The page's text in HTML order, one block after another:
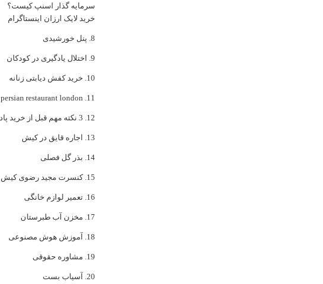
سرمایه گذار اسنپ کیست؟
خرید لایک ارزان اینستاگرام
پنل خورشیدی
اختلال یادگیری در کودکان
خرید کفش دیابتی زنانه
persian restaurant london
3 نکته مهم قبل از خرید پاد سیستم
اجاره قایق در کیش
بذر گل فصلی
کنسرت مجید رضوی کیش 22 آبان 1404
تعمیر لوازم خانگی
مخزن آب طبرستان
آموزش هوش مصنوعی
مشاوره حقوقی
آسیاب بست